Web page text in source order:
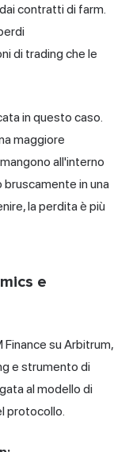
contratti di farm.
di trading che le
in questo caso.
maggiore
all'interno
in una
la perdita è più
e
su Arbitrum,
e strumento di
al modello di
protocollo.